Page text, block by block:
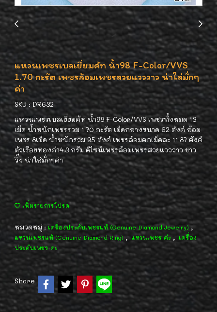
แหวนเพชรเบลเยี่ยมคัท น้ำ98 F-Color/VVS
1.70 กะรัต เพชรล้อมเพชรสวยแวววาว น่าใส่มั่กๆ
ค่า
SKU : DR632
แหวนเพชรเบลเยี่ยมคัท น้ำ98 F-Color/VVS เพชรทั้งหมด 13
เม็ด น้ำหนักเพชรรวม 1.70 กะรัต เม็ดกลางขนาด 62 ตังค์ ล้อม
เพชร 8เม็ด น้ำหนักรวม 95 ตังค์ เพชรล้อมตกเม็ดละ 11.87 ตังค์
ตัวเรือยทองคำ4.3 กรัม ดีไซน์เพชรล้อมเพชรสวยแวววาว ขาว
วิ๊ง น่าใส่มั่กๆค่า
เพิ่มรายการโปรด
หมวดหมู่ : เครื่องประดับเพชรแท้ (Genuine Diamond Jewelry) ,
แหวนเพชรแท้ (Genuine Diamond Ring), แหวนเพชร ค่ะ , เครื่อง
ประดับเพชร ค่ะ
Share